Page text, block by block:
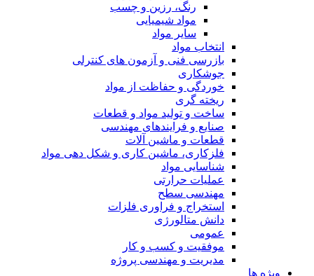
رنگ، رزین و چسب
مواد شیمیایی
سایر مواد
انتخاب مواد
بازرسی فنی و آزمون های کنترلی
جوشکاری
خوردگی و حفاظت از مواد
ریخته گری
ساخت و تولید مواد و قطعات
صنایع و فرایندهای مهندسی
قطعات و ماشین آلات
فلزکاری، ماشین کاری و شکل دهی مواد
شناسایی مواد
عملیات حرارتی
مهندسی سطح
استخراج و فراوری فلزات
دانش متالورژی
عمومی
موفقیت و کسب و کار
مدیریت و مهندسی پروژه
ویژه ها